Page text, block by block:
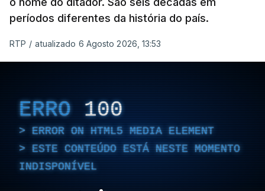
períodos diferentes da história do país.
RTP / atualizado 6 Agosto 2026, 13:53
ERRO 100
ERROR ON HTML5 MEDIA ELEMENT
ESTE CONTEÚDO ESTÁ NESTE MOMENTO
INDISPONÍVEL